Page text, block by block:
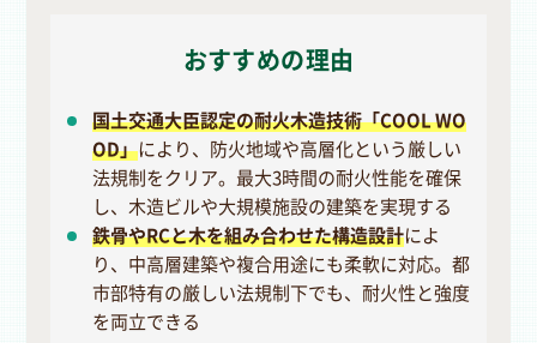
おすすめの理由
国土交通大臣認定の耐火木造技術「COOL WO
OD」により、防火地域や高層化という厳しい
法規制をクリア。最大3時間の耐火性能を確保
し、木造ビルや大規模施設の建築を実現する
鉄骨やRCと木を組み合わせた構造設計によ
り、中高層建築や複合用途にも柔軟に対応。都
市部特有の厳しい法規制下でも、耐火性と強度
を両立できる